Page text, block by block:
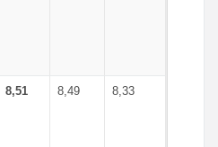
8,51 8,49 8,33